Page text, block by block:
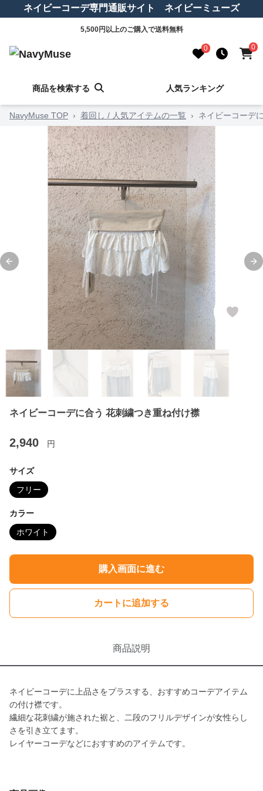
ネイビーコーデ専門通販サイト ネイビーミューズ
5,500円以上のご購入で送料無料
0 0
商品を検索する 人気ランキング
NavyMuse TOP › 着回し / 人気アイテムの一覧 › ネイビーコーデ
Previous slide
ネイビーコーデに合う 花刺繍つき重ね付け襟
2,940 円
サイズ
フリー
カラー
ホワイト
購入画面に進む
カートに追加する
商品説明
ネイビーコーデに上品さをプラスする、おすすめコーデアイテム
の付け襟です。
繊細な花刺繍が施された裾と、二段のフリルデザインが女性らし
さを引き立てます。
レイヤーコーデなどにおすすめのアイテムです。